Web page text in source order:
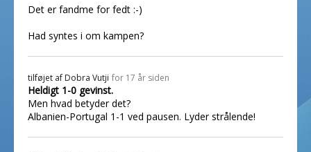
Det er fandme for fedt :-)
Had syntes i om kampen?
tilføjet af Dobra Vutji for 17 år siden
Heldigt 1-0 gevinst.
Men hvad betyder det?
Albanien-Portugal 1-1 ved pausen. Lyder strålende!